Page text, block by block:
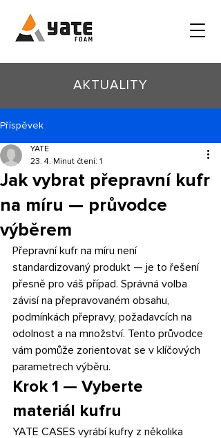
AKTUALITY
Příspěvek
Jak vybrat přepravní kufr
na míru — průvodce
výběrem
YATE
23. 4. Minut čtení: 1
Přepravní kufr na míru není
standardizovaný produkt — je to řešení
přesně pro váš případ. Správná volba
závisí na přepravovaném obsahu,
podmínkách přepravy, požadavcích na
odolnost a na množství. Tento průvodce
vám pomůže zorientovat se v klíčových
parametrech výběru.
Krok 1 — Vyberte
materiál kufru
YATE CASES vyrábí kufry z několika